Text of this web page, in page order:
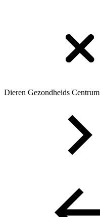
Dieren Gezondheids Centrum